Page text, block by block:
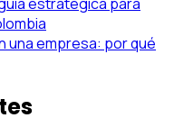
una empresa: por qué